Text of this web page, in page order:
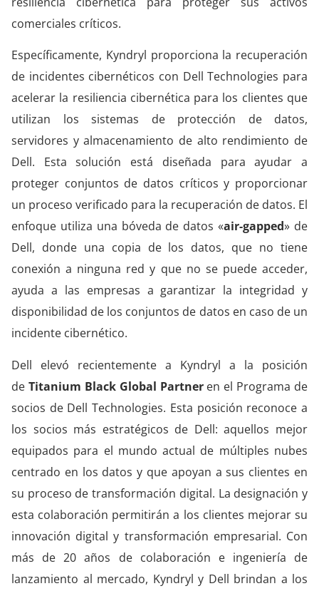
comerciales críticos.
Específicamente, Kyndryl proporciona la recuperación
de incidentes cibernéticos con Dell Technologies para
acelerar la resiliencia cibernética para los clientes que
utilizan los sistemas de protección de datos,
servidores y almacenamiento de alto rendimiento de
Dell. Esta solución está diseñada para ayudar a
proteger conjuntos de datos críticos y proporcionar
un proceso verificado para la recuperación de datos. El
enfoque utiliza una bóveda de datos «air-gapped» de
Dell, donde una copia de los datos, que no tiene
conexión a ninguna red y que no se puede acceder,
ayuda a las empresas a garantizar la integridad y
disponibilidad de los conjuntos de datos en caso de un
incidente cibernético.
Dell elevó recientemente a Kyndryl a la posición
de Titanium Black Global Partneren el Programa de
socios de Dell Technologies. Esta posición reconoce a
los socios más estratégicos de Dell: aquellos mejor
equipados para el mundo actual de múltiples nubes
centrado en los datos y que apoyan a sus clientes en
su proceso de transformación digital. La designación y
esta colaboración permitirán a los clientes mejorar su
innovación digital y transformación empresarial. Con
más de 20 años de colaboración e ingeniería de
lanzamiento al mercado, Kyndryl y Dell brindan a los